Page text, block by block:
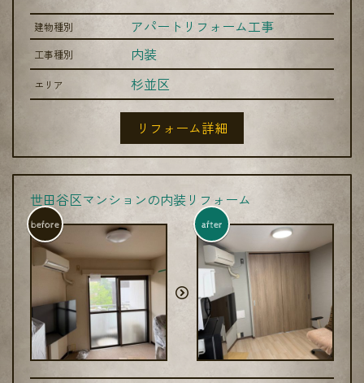
建物種別 アパートリフォーム工事
工事種別 内装
エリア 杉並区
リフォーム詳細
世田谷区マンションの内装リフォーム
before after